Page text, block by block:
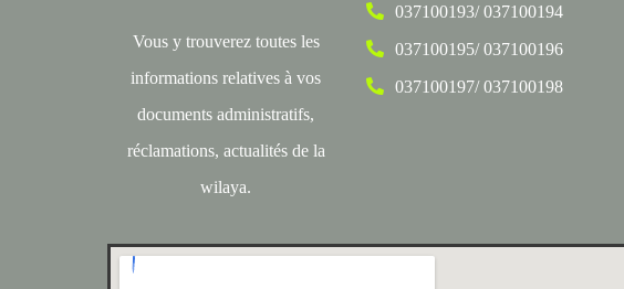
Vous y trouverez toutes les
informations relatives à vos
documents administratifs,
réclamations, actualités de la
wilaya.
037100193/ 037100194
037100195/ 037100196
037100197/ 037100198